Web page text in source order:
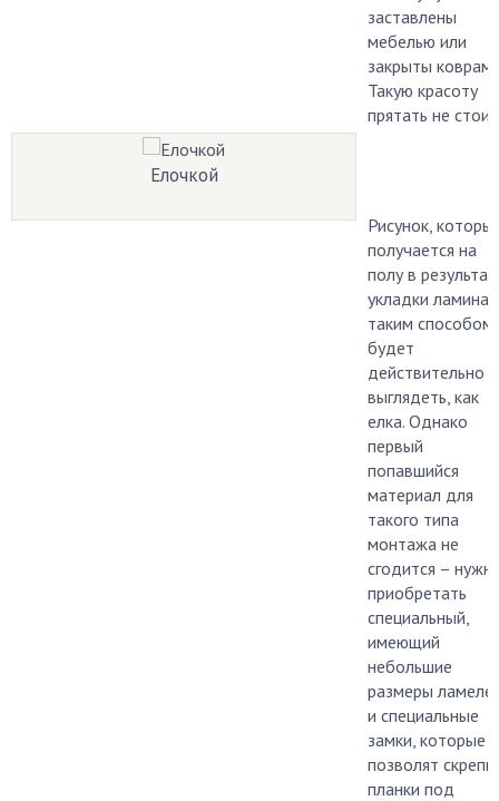
заставлены
мебелью или
закрыты
Такую красоту
прятать не
Елочкой
Рисунок,
получается на
полу в
укладки
таким способом,
будет
действительно
выглядеть, как
елка. Однако
первый
попавшийся
материал для
такого типа
монтажа не
сгодится –
приобретать
специальный,
имеющий
небольшие
размеры
и специальные
замки, которые
позволят
планки под